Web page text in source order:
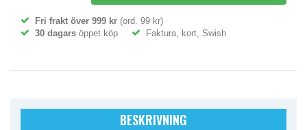
Fri frakt över 999 kr (ord. 99 kr)
30 dagars öppet köp Faktura, kort, Swish
BESKRIVNING